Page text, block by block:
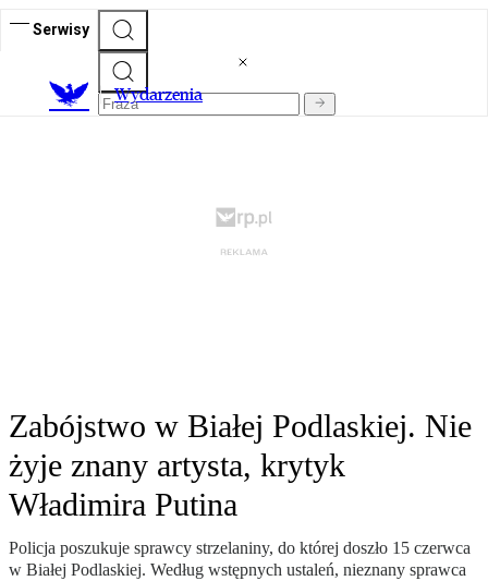
Serwisy
Wydarzenia
Zabójstwo w Białej Podlaskiej. Nie
żyje znany artysta, krytyk
Władimira Putina
Policja poszukuje sprawcy strzelaniny, do której doszło 15 czerwca
w Białej Podlaskiej. Według wstępnych ustaleń, nieznany sprawca